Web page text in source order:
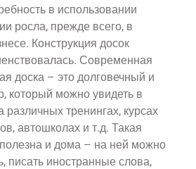
в использовании
росла, прежде всего, в
Конструкция досок
Современная
доска – это долговечный и
который можно увидеть в
тренингах, курсах
автошколах и т.д. Такая
и дома – на ней можно
писать иностранные слова,